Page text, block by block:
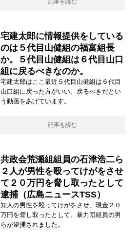
記事を読む
宅建太郎に情報提供をしている
のは５代目山健組の福富組長
か。５代目山健組は６代目山口
組に戻るべきなのか。
宅建太郎はここ最近５代目山健組は６代目
山口組に戻った方がいい、戻るべきだとい
う動画をあげています。
記事を読む
共政会荒瀬組組員の石津浩二ら
２人が男性を殴ってけがをさせ
て２０万円を脅し取ったとして
逮捕（広島ニュースTSS）
知人の男性を殴ってけがをさせ、現金２０
万円を脅し取ったとして、暴力団組員の男
らが逮捕されました。